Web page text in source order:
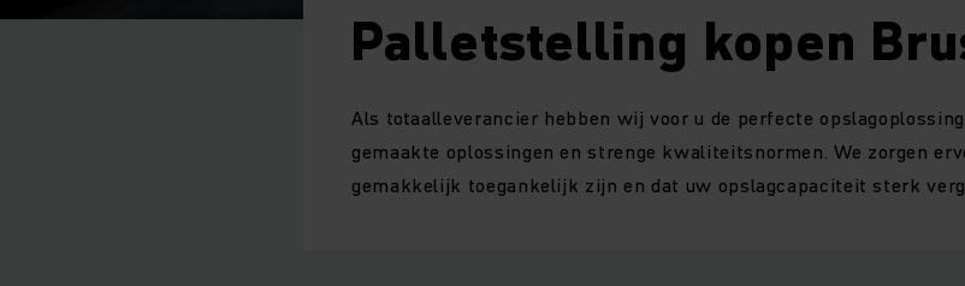
Palletstelling kopen
Als totaalleverancier hebben wij voor u de perfecte
gemaakte oplossingen en strenge kwaliteitsnormen. We zorgen
gemakkelijk toegankelijk zijn en dat uw opslagcapaciteit sterk